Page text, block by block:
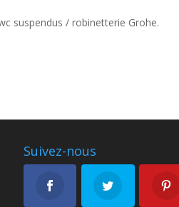
suspendus / robinetterie Grohe.
Suivez-nous